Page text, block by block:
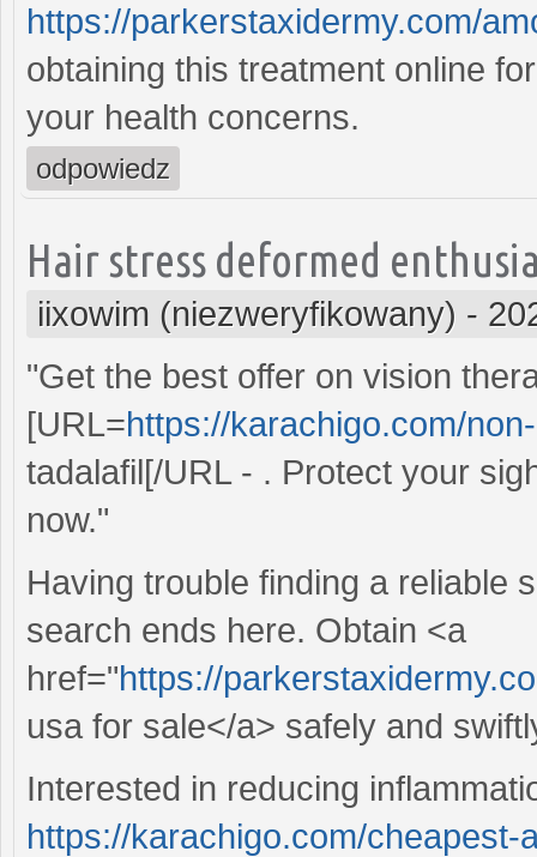
https://parkerstaxidermy.com/
obtaining this treatment online
your health concerns.
odpowiedz
Hair stress deformed
iixowim (niezweryfikowany) -
"Get the best offer on vision
[URL=https://karachigo.com/
tadalafil[/URL - . Protect your
now."
Having trouble finding a reliable
search ends here. Obtain <a
href="https://
usa for sale</a> safely and
Interested in reducing
https://karachigo.com/cheapest-